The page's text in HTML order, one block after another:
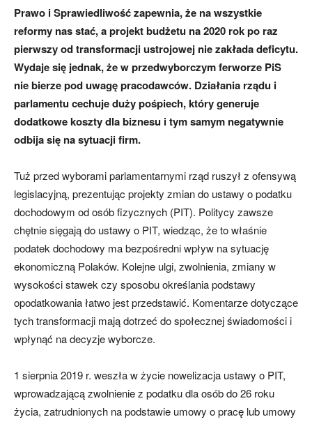
Prawo i Sprawiedliwość zapewnia, że na wszystkie
reformy nas stać, a projekt budżetu na 2020 rok po raz
pierwszy od transformacji ustrojowej nie zakłada deficytu.
Wydaje się jednak, że w przedwyborczym ferworze PiS
nie bierze pod uwagę pracodawców. Działania rządu i
parlamentu cechuje duży pośpiech, który generuje
dodatkowe koszty dla biznesu i tym samym negatywnie
odbija się na sytuacji firm.
Tuż przed wyborami parlamentarnymi rząd ruszył z ofensywą
legislacyjną, prezentując projekty zmian do ustawy o podatku
dochodowym od osób fizycznych (PIT). Politycy zawsze
chętnie sięgają do ustawy o PIT, wiedząc, że to właśnie
podatek dochodowy ma bezpośredni wpływ na sytuację
ekonomiczną Polaków. Kolejne ulgi, zwolnienia, zmiany w
wysokości stawek czy sposobu określania podstawy
opodatkowania łatwo jest przedstawić. Komentarze dotyczące
tych transformacji mają dotrzeć do społecznej świadomości i
wpłynąć na decyzje wyborcze.
1 sierpnia 2019 r. weszła w życie nowelizacja ustawy o PIT,
wprowadzającą zwolnienie z podatku dla osób do 26 roku
życia, zatrudnionych na podstawie umowy o pracę lub umowy